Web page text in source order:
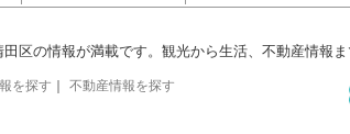
区の情報が満載です。観光から生活、不動産情報
を探す ｜ 不動産情報を探す